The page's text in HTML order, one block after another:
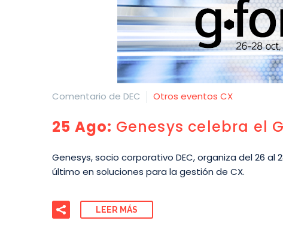
Comentario de DEC Otros eventos CX
25 Ago: Genesys celebra el
Genesys, socio corporativo DEC, organiza del 26
último en soluciones para la gestión de CX.
LEER MÁS